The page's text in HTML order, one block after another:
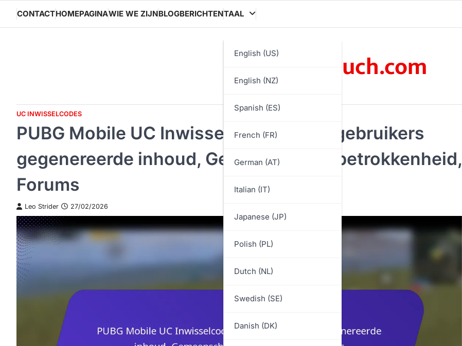
content
CONTACTHOMEPAGINAWIE WE ZIJNBLOGBERICHTENTAAL
English (US)
English (NZ)
Spanish (ES)
French (FR)
German (AT)
Italian (IT)
Japanese (JP)
Polish (PL)
Dutch (NL)
Swedish (SE)
Danish (DK)
oooooouch.com
UC INWISSELCODES
PUBG Mobile UC Inwisselcodes: Door gebruikers
gegenereerde inhoud, Gemeenschapsbetrokkenheid,
Forums
Leo Strider 27/02/2026